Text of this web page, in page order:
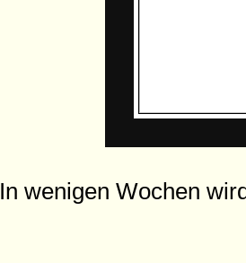
In wenigen Wochen